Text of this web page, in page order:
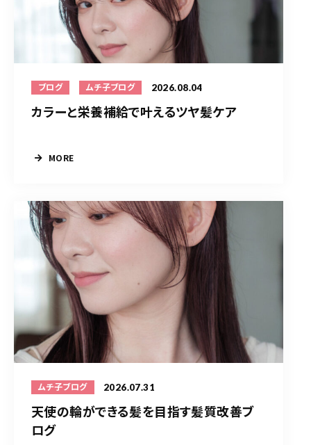
ブログ ムチ子ブログ 2026.08.04
カラーと栄養補給で叶えるツヤ髪ケア
MORE
ムチ子ブログ 2026.07.31
天使の輪ができる髪を目指す髪質改善ブ
ログ